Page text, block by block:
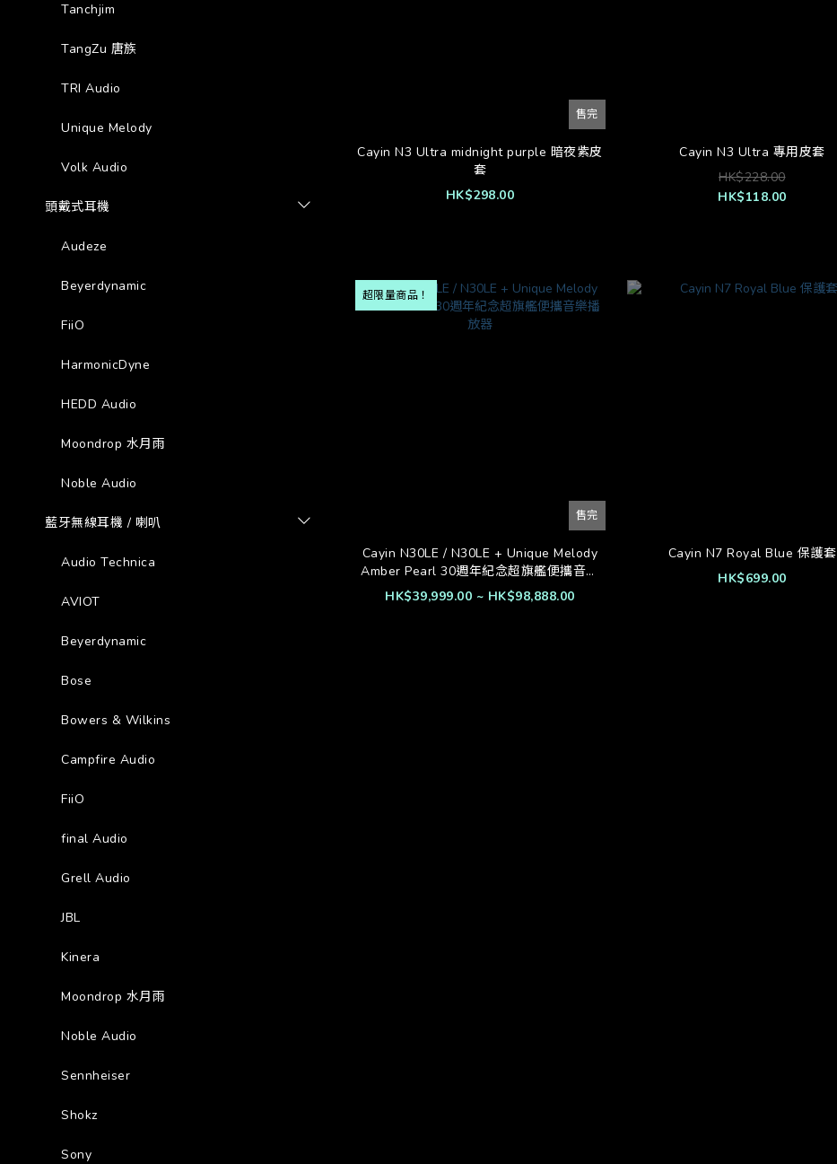
Tanchjim
TangZu 唐族
TRI Audio
Unique Melody
Volk Audio
頭戴式耳機
Audeze
Beyerdynamic
FiiO
HarmonicDyne
HEDD Audio
Moondrop 水月雨
Noble Audio
藍牙無線耳機 / 喇叭
Audio Technica
AVIOT
Beyerdynamic
Bose
Bowers & Wilkins
Campfire Audio
FiiO
final Audio
Grell Audio
JBL
Kinera
Moondrop 水月雨
Noble Audio
Sennheiser
Shokz
Sony
售完
Cayin N3 Ultra midnight purple 暗夜紫皮
套
HK$298.00
Cayin N3 Ultra 專用皮套
HK$228.00
HK$118.00
超限量商品！
售完
Cayin N30LE / N30LE + Unique Melody
Amber Pearl 30週年紀念超旗艦便攜音樂
播放器
HK$39,999.00 ~ HK$98,888.00
Cayin N7 Royal Blue 保護套
HK$699.00